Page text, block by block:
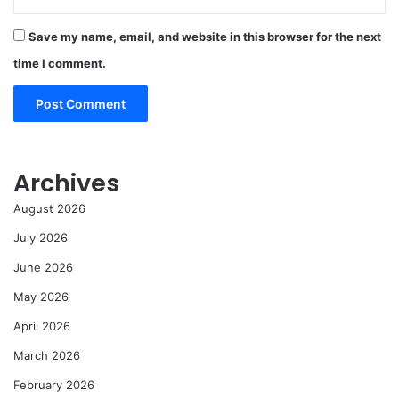
Save my name, email, and website in this browser for the next
time I comment.
Archives
August 2026
July 2026
June 2026
May 2026
April 2026
March 2026
February 2026